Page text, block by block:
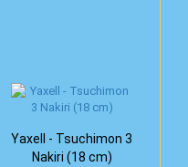
Yaxell - Tsuchimon 3
Nakiri (18 cm)